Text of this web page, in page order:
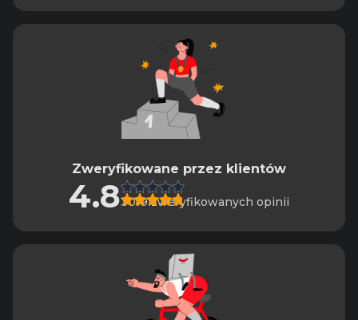
Zweryfikowane przez klientów
4.83019 zweryfikowanych opinii